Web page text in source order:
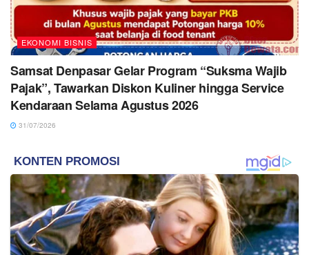
EKONOMI BISNIS
Samsat Denpasar Gelar Program “Suksma Wajib
Pajak”, Tawarkan Diskon Kuliner hingga Service
Kendaraan Selama Agustus 2026
31/07/2026